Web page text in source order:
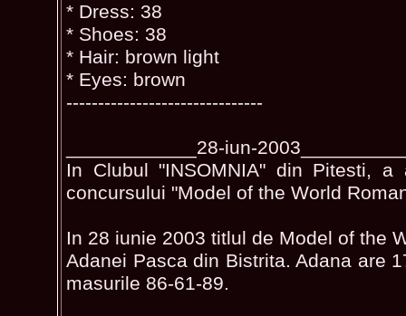
* Dress: 38
* Shoes: 38
* Hair: brown light
* Eyes: brown
-------------------------------
____________28-iun-
In Clubul "INSOMNIA" din Pitesti,
concursului "Model of the World
In 28 iunie 2003 titlul de Model of the
Adanei Pasca din Bistrita. Adana are
masurile 86-61-89.